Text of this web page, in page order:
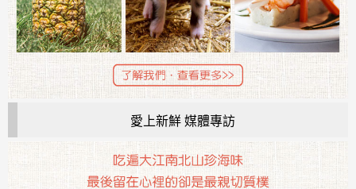
愛上新鮮 媒體專訪